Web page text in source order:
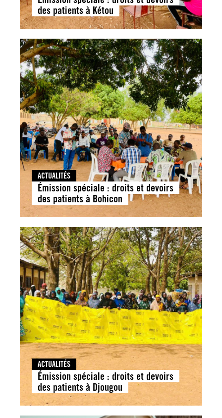
des patients à Kétou
ACTUALITÉS
Émission spéciale : droits et devoirs
des patients à Bohicon
ACTUALITÉS
Émission spéciale : droits et devoirs
des patients à Djougou